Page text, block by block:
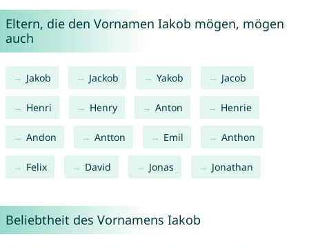
Eltern, die den Vornamen Iakob mögen, mögen
auch
Jakob Jackob Yakob Jacob
Henri Henry Anton Henrie
Andon Antton Emil Anthon
Felix David Jonas Jonathan
Beliebtheit des Vornamens Iakob